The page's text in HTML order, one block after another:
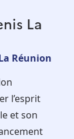
La
Réunion
l’esprit
et son